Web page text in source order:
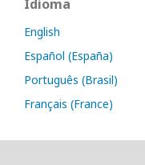
Idioma
English
Español (España)
Português (Brasil)
Français (France)